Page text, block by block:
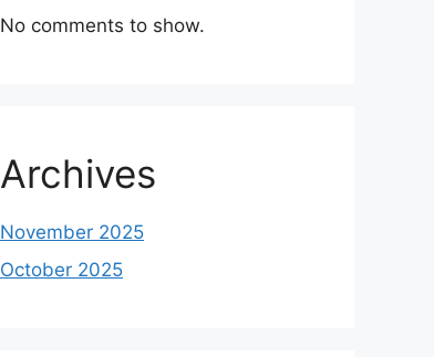
No comments to show.
Archives
November 2025
October 2025